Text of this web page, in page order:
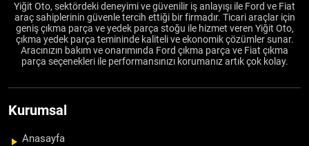
Yiğit Oto, sektördeki deneyimi ve güvenilir iş anlayışı ile Ford ve Fiat
araç sahiplerinin güvenle tercih ettiği bir firmadır. Ticari araçlar için
geniş çıkma parça ve yedek parça stoğu ile hizmet veren Yiğit Oto,
çıkma yedek parça temininde kaliteli ve ekonomik çözümler sunar.
Aracınızın bakım ve onarımında Ford çıkma parça ve Fiat çıkma
parça seçenekleri ile performansınızı korumanız artık çok kolay.
Kurumsal
Anasayfa